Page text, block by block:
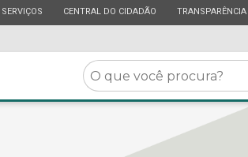
ESTADO
SERVIÇOS ESTADO
CENTRAL DO CIDADÃO ESTADO
TRANSPARÊNCIA
O
que
você